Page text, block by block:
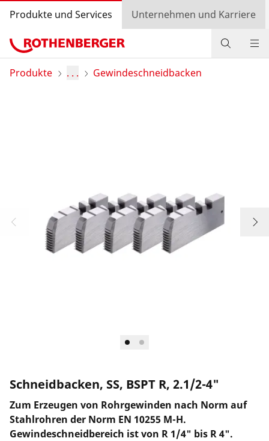
Produkte und Services Unternehmen und Karriere
Produkte
Login
Länderauswahl
Produkte . . . Gewindeschneidbacken
Schneidbacken, SS, BSPT R, 2.1/2-4"
Zum Erzeugen von Rohrgewinden nach Norm auf
Stahlrohren der Norm EN 10255 M-H.
Gewindeschneidbereich ist von R 1/4" bis R 4".